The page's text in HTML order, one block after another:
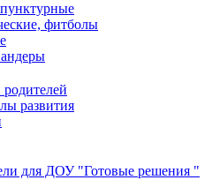
фитболы
развития
для ДОУ "Готовые решения "